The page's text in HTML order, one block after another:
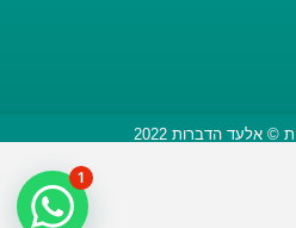
© אלעד הדברות 2022
1